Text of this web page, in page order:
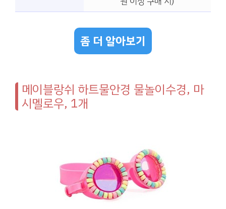
좀 더 알아보기
메이블랑쉬 하트물안경 물놀이수경, 마
시멜로우, 1개